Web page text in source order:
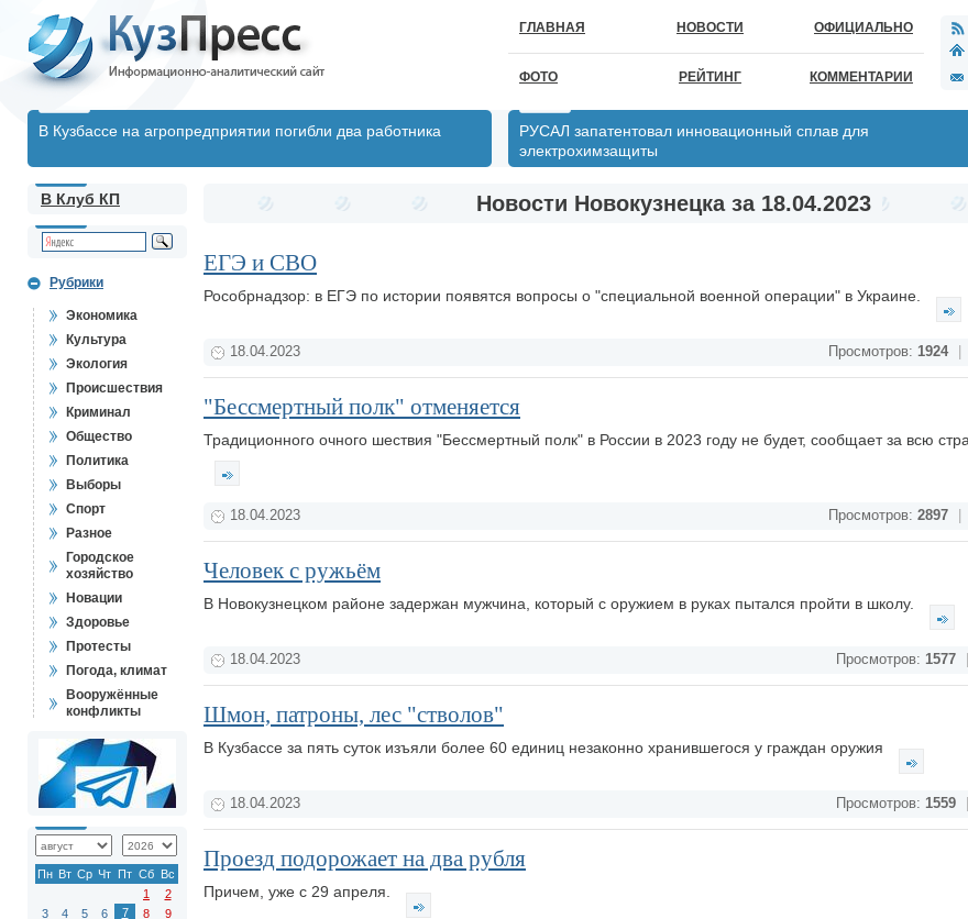
ГЛАВНАЯ НОВОСТИ ОФИЦИАЛЬНО
ФОТО РЕЙТИНГ КОММЕНТАРИИ
В Кузбассе на агропредприятии погибли два работника
РУСАЛ запатентовал инновационный сплав для
электрохимзащиты
В Клуб КП
Рубрики
Экономика
Культура
Экология
Происшествия
Криминал
Общество
Политика
Выборы
Спорт
Разное
Городское
хозяйство
Новации
Здоровье
Протесты
Погода, климат
Вооружённые
конфликты
Пн Вт Ср Чт Пт Сб Вс
1
2
3
4 5 6 7 8
9
Новости Новокузнецка за 18.04.2023
ЕГЭ и СВО
Рособрнадзор: в ЕГЭ по истории появятся вопросы о "специальной военной операции" в Украине.
18.04.2023 Просмотров: 1924
"Бессмертный полк" отменяется
Традиционного очного шествия "Бессмертный полк" в России в 2023 году не будет, сообщает за всю
18.04.2023 Просмотров: 2897
Человек с ружьём
В Новокузнецком районе задержан мужчина, который с оружием в руках пытался пройти в школу.
18.04.2023 Просмотров: 1577
Шмон, патроны, лес "стволов"
В Кузбассе за пять суток изъяли более 60 единиц незаконно хранившегося у граждан оружия
18.04.2023 Просмотров: 1559
Проезд подорожает на два рубля
Причем, уже с 29 апреля.